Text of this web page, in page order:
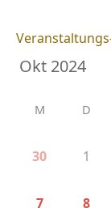
M D
30 1
7 8